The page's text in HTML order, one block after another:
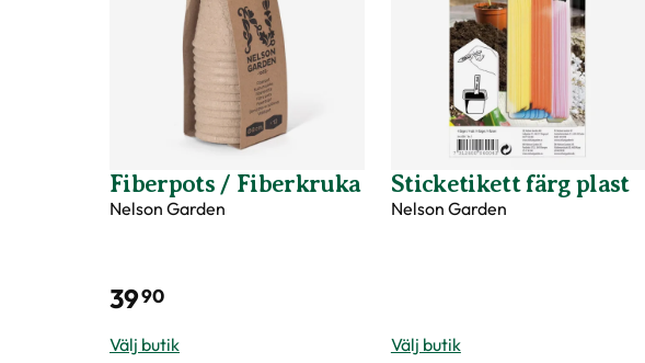
Fiberpots / Fiberkruka
Nelson Garden
3990
Välj butik
Sticketikett färg plast
Nelson Garden
Välj butik